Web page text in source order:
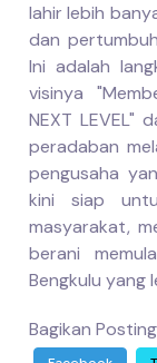
lahir lebih
dan
Ini adalah
visinya
NEXT LEVEL"
peradaban
pengusaha
kini siap
masyarakat,
berani
Bengkulu yang
Bagikan